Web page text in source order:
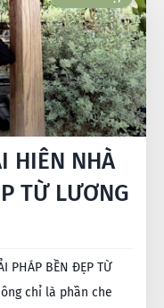
HIÊN NHÀ
TỪ LƯƠNG
PHÁP BỀN ĐẸP TỪ
chỉ là phần che